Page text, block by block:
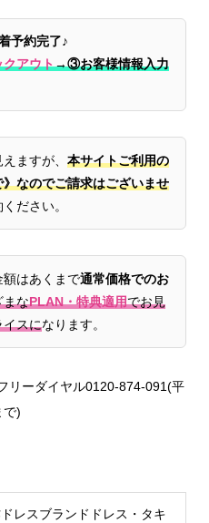
予約完了♪
アウト→③お客様情報入力
ますが、 本サイトご利用の
なのでご請求はございませ
ださい。
はあくまで通常価格でのお
まなPLAN・特典適用でお見
イスになります。
リーダイヤル0120-874-091(平
で)
レスブランドドレス・タキ